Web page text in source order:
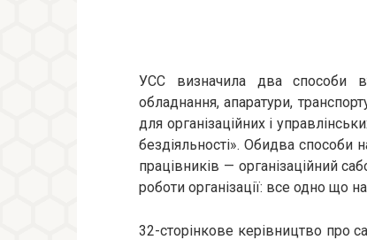
УСС визначила два способи
обладнання, апаратури,
для організаційних і
бездіяльності». Обидва способи
працівників — організаційний
роботи організації: все одно що
32-сторінкове керівництво про